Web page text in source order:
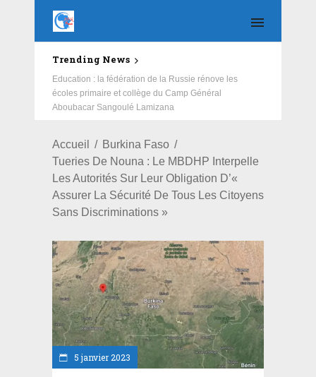
Trending News
Education : la fédération de la Russie rénove les
écoles primaire et collège du Camp Général
Aboubacar Sangoulé Lamizana
Accueil
Burkina Faso
Tueries De Nouna : Le MBDHP Interpelle
Les Autorités Sur Leur Obligation D’«
Assurer La Sécurité De Tous Les Citoyens
Sans Discriminations »
5 janvier 2023